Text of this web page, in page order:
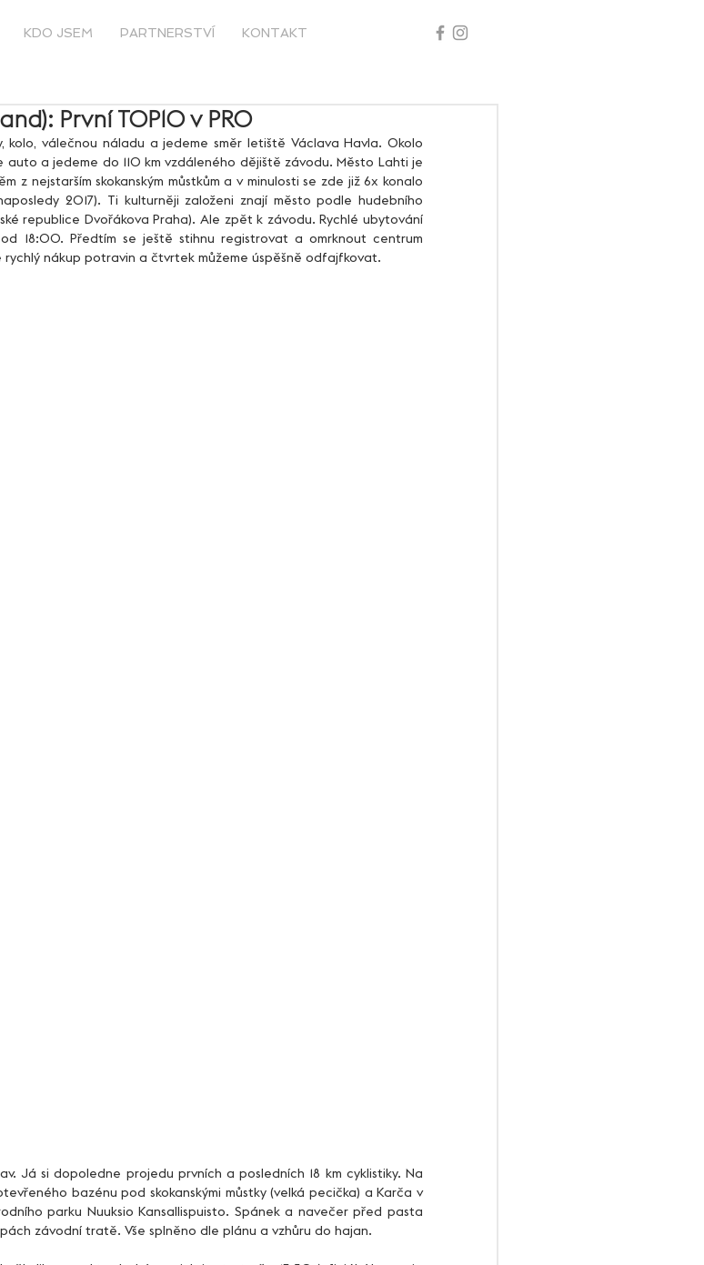
KDO JSEM PARTNERSTVÍ KONTAKT
První TOP10 v PRO
auto a jedeme do 110 km vzdáleného dějiště závodu. Město Lahti je
z nejstarším skokanským můstkům a v minulosti se zde již 6x konalo
2017). Ti kulturněji založeni znají město podle hudebního
republice Dvořákova Praha). Ale zpět k závodu. Rychlé ubytování
18:00. Předtím se ještě stihnu registrovat a omrknout centrum
rychlý nákup potravin a čtvrtek můžeme úspěšně odfajfkovat.
bazénu pod skokanskými můstky (velká pecička) a Karča v
parku Nuuksio Kansallispuisto. Spánek a navečer před pasta
závodní tratě. Vše splněno dle plánu a vzhůru do hajan.